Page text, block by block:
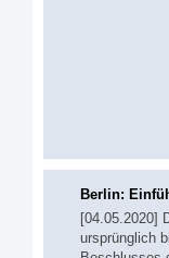
Berlin:
[04.05.2020]
ursprünglich